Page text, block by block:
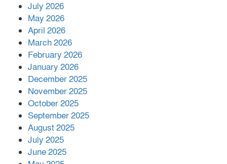
পর ফোন তারেক রহমানের,গ্যাস সঙ্কট
July 2026
May 2026
April 2026
March 2026
February 2026
January 2026
December 2025
November 2025
October 2025
September 2025
August 2025
July 2025
June 2025